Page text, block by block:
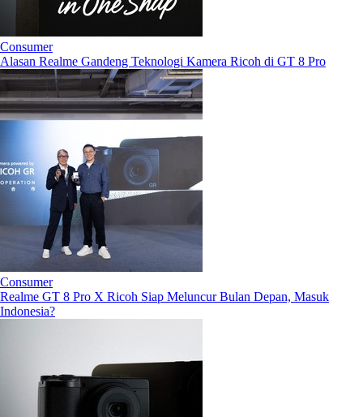
Consumer
Alasan Realme Gandeng Teknologi Kamera Ricoh di GT 8 Pro
Consumer
Realme GT 8 Pro X Ricoh Siap Meluncur Bulan Depan, Masuk
Indonesia?